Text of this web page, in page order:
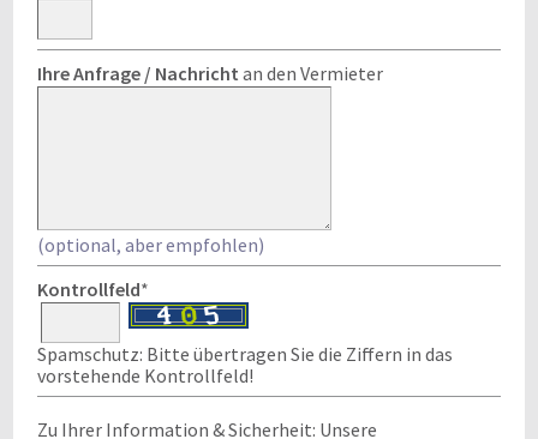
Ihre Anfrage / Nachricht an den Vermieter
(optional, aber empfohlen)
Kontrollfeld*
Spamschutz: Bitte übertragen Sie die Ziffern in das
vorstehende Kontrollfeld!
Zu Ihrer Information & Sicherheit: Unsere